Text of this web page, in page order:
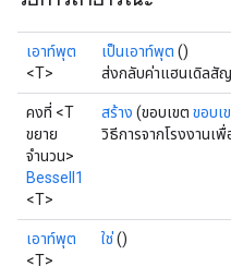
เอาท์พุต
<T>
เป็นเอาท์พุต ()
ส่งกลับค่าแฮนเดิลสั
คงที่ <T
ขยาย
จำนวน>
BesselI1
<T>
สร้าง (ขอบเขต ขอบเ
วิธีการจากโรงงานเ
เอาท์พุต
<T>
ใช่()